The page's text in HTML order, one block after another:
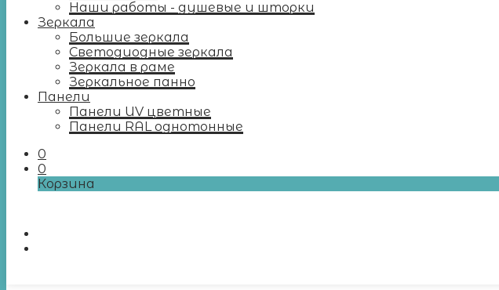
Наши работы - душевые и шторки
Зеркала
Большие зеркала
Светодиодные зеркала
Зеркала в раме
Зеркальное панно
Панели
Панели UV цветные
Панели RAL однотонные
0
0
Корзина